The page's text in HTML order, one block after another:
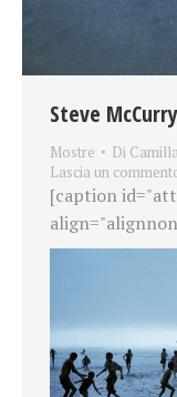
Steve
Mostre Di
Lascia un
[caption